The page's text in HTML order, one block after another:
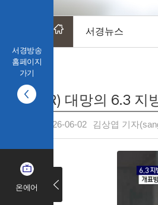
서경방송
홈페이지
가기
온에어
서경뉴스
(R) 대망의 6.3
2026-06-02 김상엽 기자